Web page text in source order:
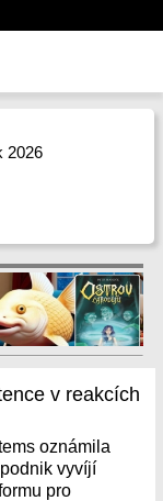
2026
v reakcích
oznámila
vyvíjí
pro